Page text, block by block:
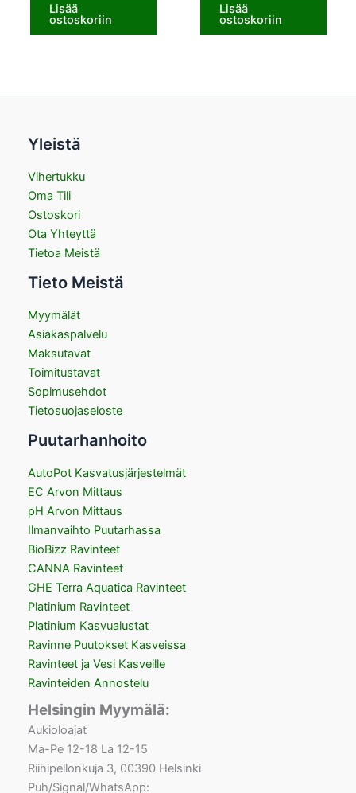
Lisää
ostoskoriin
Lisää
ostoskoriin
Yleistä
Vihertukku
Oma Tili
Ostoskori
Ota Yhteyttä
Tietoa Meistä
Tieto Meistä
Myymälät
Asiakaspalvelu
Maksutavat
Toimitustavat
Sopimusehdot
Tietosuojaseloste
Puutarhanhoito
AutoPot Kasvatusjärjestelmät
EC Arvon Mittaus
pH Arvon Mittaus
Ilmanvaihto Puutarhassa
BioBizz Ravinteet
CANNA Ravinteet
GHE Terra Aquatica Ravinteet
Platinium Ravinteet
Platinium Kasvualustat
Ravinne Puutokset Kasveissa
Ravinteet ja Vesi Kasveille
Ravinteiden Annostelu
Helsingin Myymälä:
Aukioloajat
Ma-Pe 12-18 La 12-15
Riihipellonkuja 3, 00390 Helsinki
Puh/Signal/WhatsApp: